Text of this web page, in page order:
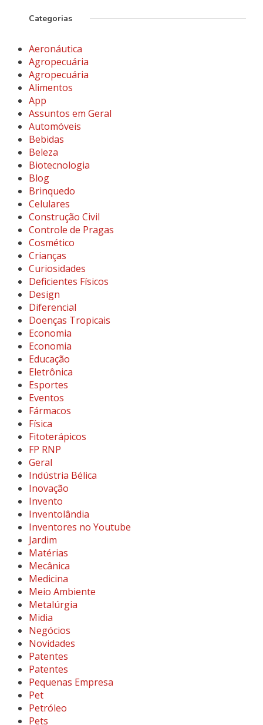
Categorias
Aeronáutica
Agropecuária
Agropecuária
Alimentos
App
Assuntos em Geral
Automóveis
Bebidas
Beleza
Biotecnologia
Blog
Brinquedo
Celulares
Construção Civil
Controle de Pragas
Cosmético
Crianças
Curiosidades
Deficientes Físicos
Design
Diferencial
Doenças Tropicais
Economia
Economia
Educação
Eletrônica
Esportes
Eventos
Fármacos
Física
Fitoterápicos
FP RNP
Geral
Indústria Bélica
Inovação
Invento
Inventolândia
Inventores no Youtube
Jardim
Matérias
Mecânica
Medicina
Meio Ambiente
Metalúrgia
Midia
Negócios
Novidades
Patentes
Patentes
Pequenas Empresa
Pet
Petróleo
Pets